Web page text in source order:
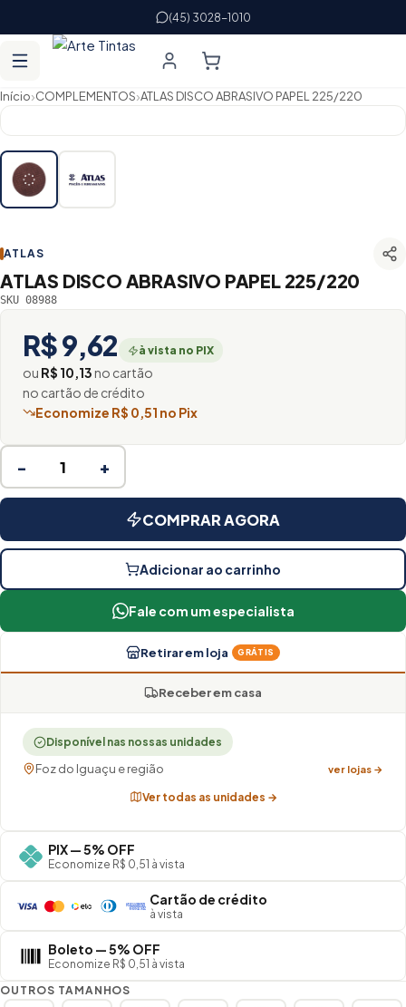
(45) 3028-1010
Início›COMPLEMENTOS›ATLAS DISCO ABRASIVO PAPEL 225/220
ATLAS
ATLAS DISCO ABRASIVO PAPEL 225/220
SKU 08988
R$ 9,62 à vista no PIX
ou R$ 10,13no cartão
no cartão de crédito
Economize R$ 0,51 no Pix
− +
COMPRAR AGORA
Adicionar ao carrinho
Fale com um especialista
Retirar em loja GRÁTIS
Receber em casa
Disponível nas nossas unidades
Foz do Iguaçu e região ver lojas →
Ver todas as unidades →
PIX — 5% OFF
Economize R$ 0,51 à vista
Cartão de crédito
à vista
Boleto — 5% OFF
Economize R$ 0,51 à vista
OUTROS TAMANHOS